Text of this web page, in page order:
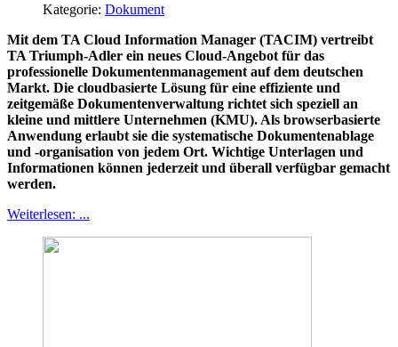
Kategorie: Dokument
Mit dem TA Cloud Information Manager (TACIM) vertreibt
TA Triumph-Adler ein neues Cloud-Angebot für das
professionelle Dokumentenmanagement auf dem deutschen
Markt. Die cloudbasierte Lösung für eine effiziente und
zeitgemäße Dokumentenverwaltung richtet sich speziell an
kleine und mittlere Unternehmen (KMU). Als browserbasierte
Anwendung erlaubt sie die systematische Dokumentenablage
und -organisation von jedem Ort. Wichtige Unterlagen und
Informationen können jederzeit und überall verfügbar gemacht
werden.
Weiterlesen: ...